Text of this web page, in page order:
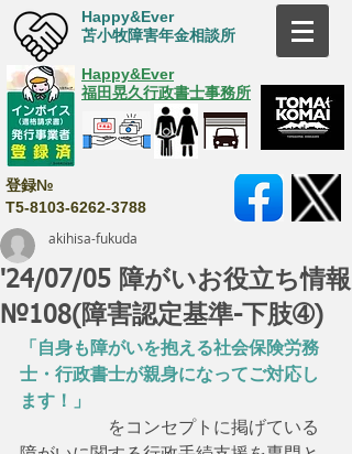
Happy&Ever
苫小牧障害年金相談所
Happy&Ever
福田晃久行政書士事務所
登録№
T5-8103-6262-3788
'24/07/05 障がいお役立ち情報
№108(障害認定基準-下肢➃)
akihisa-fukuda
「自身も障がいを抱える社会保険労務
士・行政書士が親身になってご対応し
ます！」
をコンセプトに掲げている